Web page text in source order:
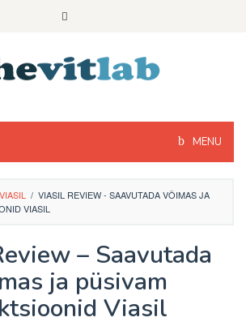
MENU
VIASIL / VIASIL REVIEW - SAAVUTADA VÕIMAS JA
VIASIL
– Saavutada
ja püsivam
Viasil